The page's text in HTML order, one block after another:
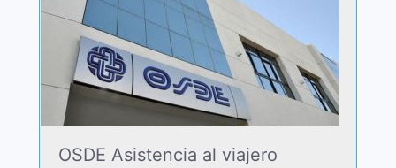
OSDE Asistencia al viajero